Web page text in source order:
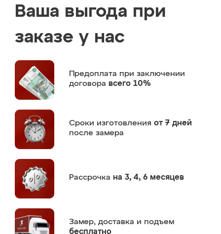
Ваша выгода при
заказе у нас
Предоплата при заключении
договора всего 10%
Сроки изготовления от 7 дней
после замера
Рассрочка на 3, 4, 6 месяцев
Замер, доставка и подъем
бесплатно